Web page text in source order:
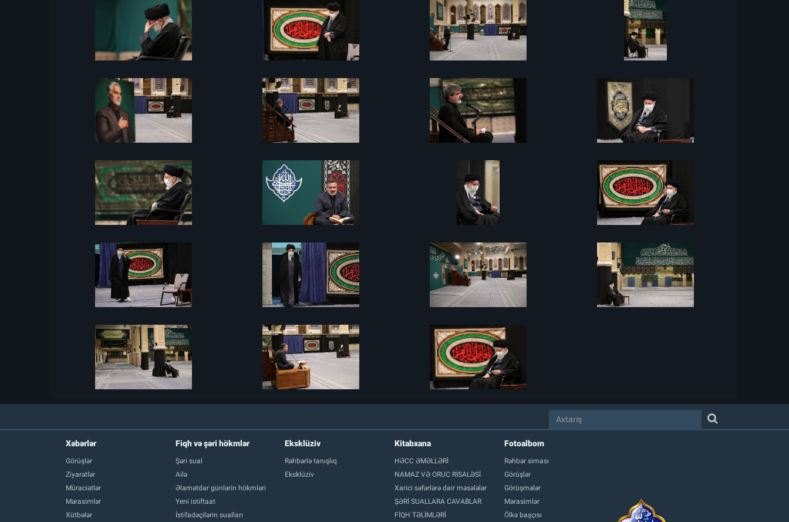
Xəbərlər
Görüşlər
Ziyarətlər
Müraciətlər
Mərasimlər
Xütbələr
Fiqh və şəri hökmlər
Şəri sual
Ailə
Əlamətdar günlərin hökmləri
Yeni istiftaat
İstifadəçilərin sualları
Eksklüziv
Rəhbərlə tanışlıq
Eksklüziv
Kitabxana
HƏCC ƏMƏLLƏRİ
NAMAZ VƏ ORUC RİSALƏSİ
Xarici səfərlərə dair məsələlər
ŞƏRİ SUALLARA CAVABLAR
FİQH TƏLİMLƏRİ
Fotoalbom
Rəhbər siması
Görüşlər
Görüşmələr
Mərasimlər
Ölkə başçısı